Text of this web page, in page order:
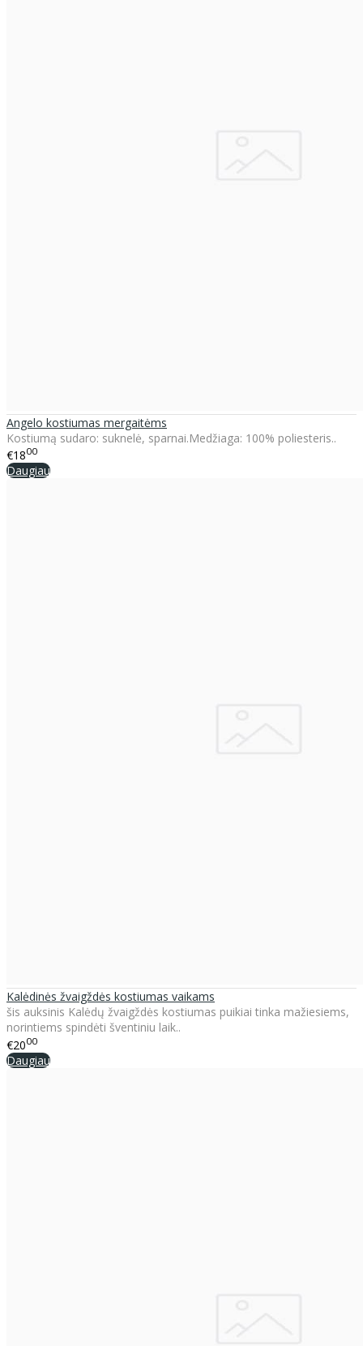
Angelo kostiumas mergaitėms
Kostiumą sudaro: suknelė, sparnai.Medžiaga: 100% poliesteris..
€1800
Daugiau
Kalėdinės žvaigždės kostiumas vaikams
šis auksinis Kalėdų žvaigždės kostiumas puikiai tinka mažiesiems,
norintiems spindėti šventiniu laik..
€2000
Daugiau